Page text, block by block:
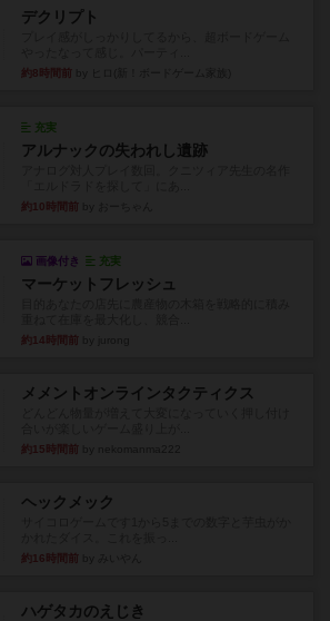
デクリプト
約8時間前
充実
アルナックの失われし遺跡
約10時間前
画像付き 充実
マーケットフレッシュ
約14時間前
メメントオンラインタクティクス
約15時間前
ヘックメック
約16時間前
ハゲタカのえじき